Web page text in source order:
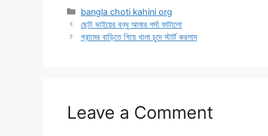
Categories
bangla choti kahini org
ছোট ভাইয়ের বন্ধু আমার পর্দা ফাটালো
গ্রামের বাড়িতে গিয়ে খালা চুদে স্টার্ট করলাম
Leave a Comment